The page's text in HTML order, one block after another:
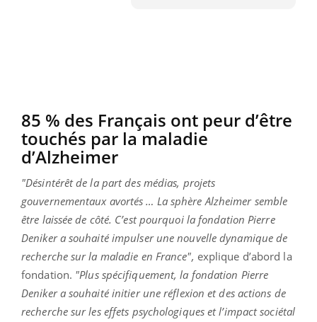
85 % des Français ont peur d’être
touchés par la maladie
d’Alzheimer
"Désintérêt de la part des médias, projets
gouvernementaux avortés … La sphère Alzheimer semble
être laissée de côté. C’est pourquoi la fondation Pierre
Deniker a souhaité impulser une nouvelle dynamique de
recherche sur la maladie en France", explique d’abord la
fondation. "Plus spécifiquement, la fondation Pierre
Deniker a souhaité initier une réflexion et des actions de
recherche sur les effets psychologiques et l’impact sociétal